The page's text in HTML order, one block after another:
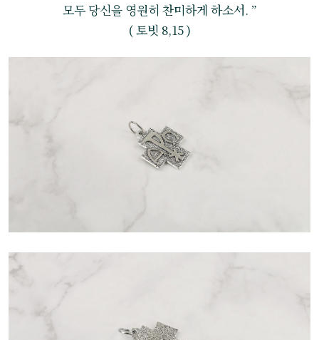
모두 당신을 영원히 찬미하게 하소서. ”
( 토빗 8,15 )